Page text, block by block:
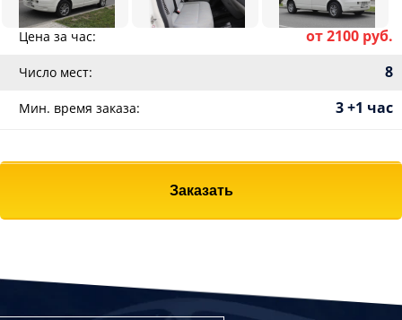
Цена за час: от 2100 руб.
Число мест: 8
Мин. время заказа: 3 +1 час
Заказать